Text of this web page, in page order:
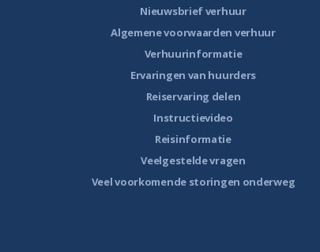
Nieuwsbrief verhuur
Algemene voorwaarden verhuur
Verhuurinformatie
Ervaringen van huurders
Reiservaring delen
Instructievideo
Reisinformatie
Veelgestelde vragen
Veel voorkomende storingen onderweg